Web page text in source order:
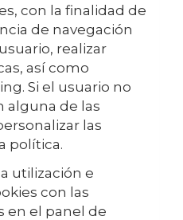
con la finalidad de
de navegación
realizar
así como
Si el usuario no
alguna de las
las
política.
utilización e
con las
en el panel de